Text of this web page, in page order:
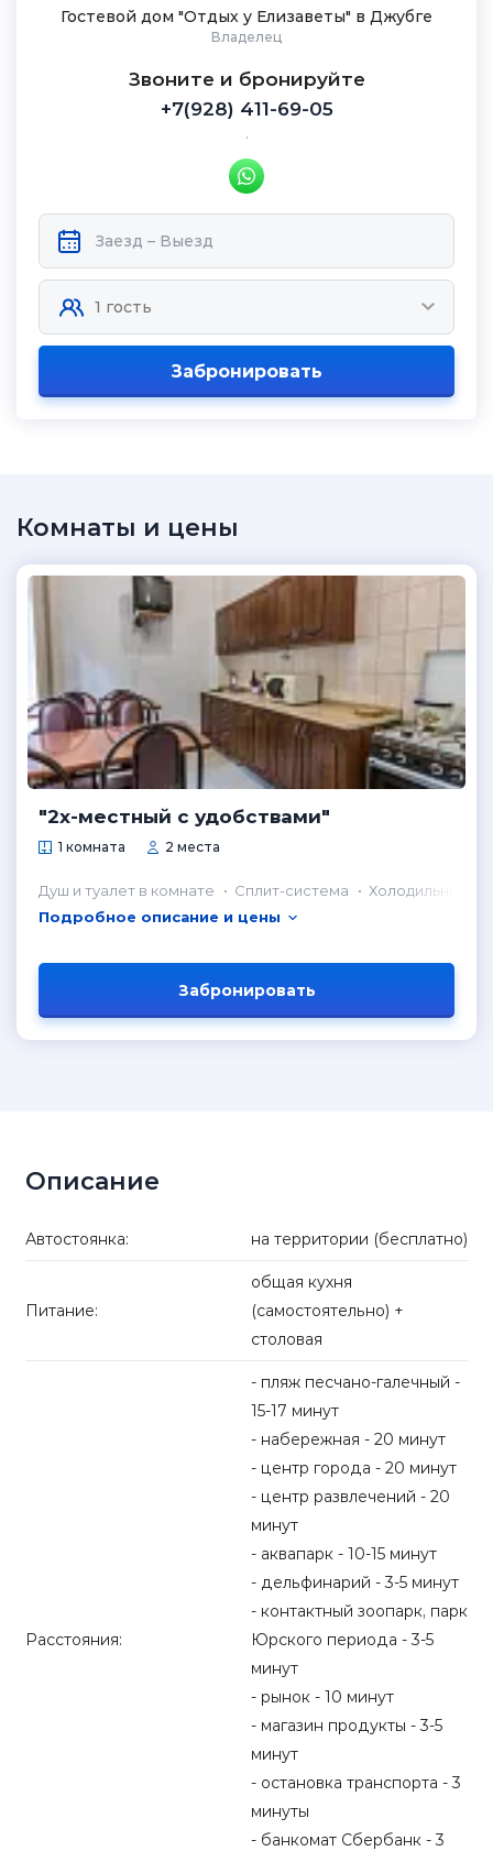
Гостевой дом "Отдых у Елизаветы" в Джубге
Владелец
Звоните и бронируйте
+7(928) 411-69-05
.
Забронировать
Комнаты и цены
"2х-местный с удобствами"
1 комната 2 места
Душ и туалет в комнате Сплит-система
Холодильник в
Подробное описание и цены
Забронировать
Описание
Автостоянка: на территории (бесплатно)
Питание:
общая кухня
(самостоятельно) +
столовая
Расстояния:
- пляж песчано-галечный -
15-17 минут
- набережная - 20 минут
- центр города - 20 минут
- центр развлечений - 20
минут
- аквапарк - 10-15 минут
- дельфинарий - 3-5 минут
- контактный зоопарк, парк
Юрского периода - 3-5
минут
- рынок - 10 минут
- магазин продукты - 3-5
минут
- остановка транспорта - 3
минуты
- банкомат Сбербанк - 3